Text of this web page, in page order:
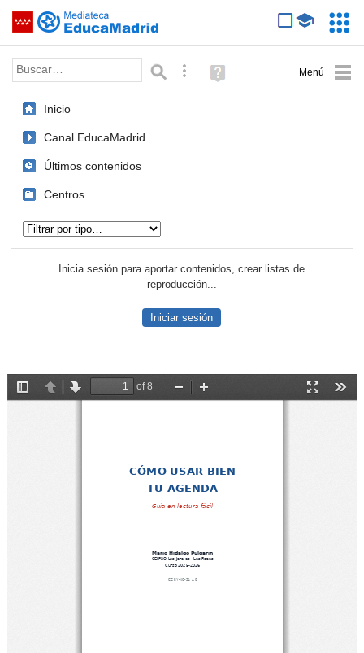
Saltar navegación
Palabra o frase: Búsqueda avanzada
Ayuda
(en
Inicio
Canal EducaMadrid
Últimos contenidos
Centros
Inicia sesión para aportar contenidos, crear listas de
reproducción...
Iniciar sesión